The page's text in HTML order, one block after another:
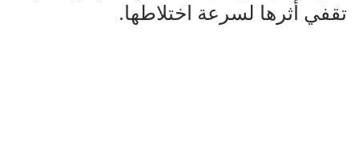
تقفي أثرها لسرعة اختلاطها.